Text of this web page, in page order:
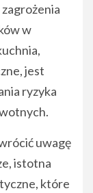
w
jest
ryzyka
uwagę
istotna
które